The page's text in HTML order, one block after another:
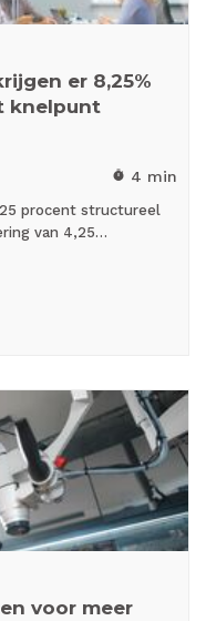
er 8,25%
knelpunt
timer 4 min
procent structureel
van 4,25…
voor meer